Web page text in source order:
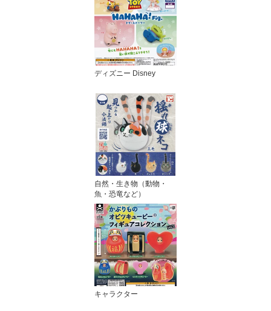
ディズニー Disney
自然・生き物（動物・
魚・恐竜など）
キャラクター